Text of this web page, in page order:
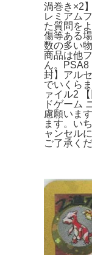
渦巻き×2
レミアム
た質問を
傷等ある
数の多い
商品は他
ん。PSA8
封】アル
でいくら
ァイル2
ドゲーム
慮願いま
ます。い
ャンセル
ご了承く